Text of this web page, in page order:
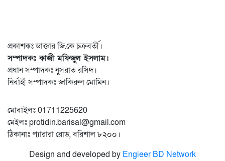
প্রকাশকঃ ডাক্তার জি.কে চক্রবর্তী।
সম্পাদকঃ কাজী মফিজুল ইসলাম।
প্রধান সম্পাদকঃ নুসরাত রসিদ।
নির্বাহী সম্পাদকঃ জাকিরুল মোমিন।
মোবাইলঃ 01711225620
মেইলঃ protidin.barisal@gmail.com
ঠিকানাঃ প্যারারা রোড, বরিশাল ৮২০০।
Design and developed by Engieer BD Network